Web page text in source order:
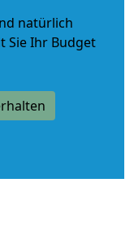
natürlich
Sie Ihr Budget